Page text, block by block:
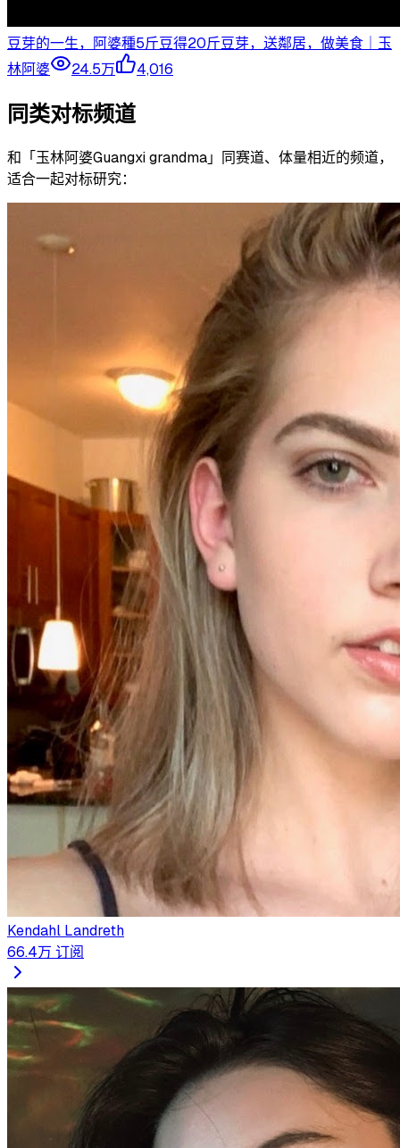
豆芽的一生，阿婆種5斤豆得20斤豆芽，送鄰居，做美食｜玉
林阿婆
24.5万 4,016
同类对标频道
和「玉林阿婆Guangxi grandma」同赛道、体量相近的频道，
适合一起对标研究：
Kendahl Landreth
66.4万 订阅